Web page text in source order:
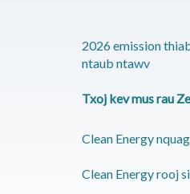
2026 emission
ntaub ntawv
Txoj kev mus rau
Clean Energy
Clean Energy rooj